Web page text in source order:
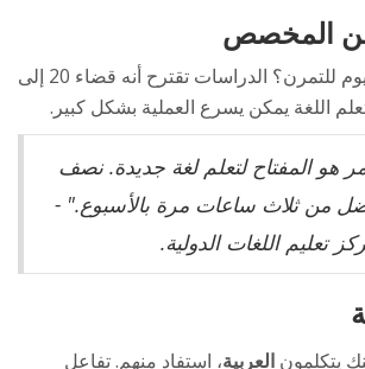
المخصص
هل عندك وقت كل يوم للتمرن؟ الدراسات تقترح أنه قضاء 20 إلى
هو المفتاح لتعلم لغة جديدة. نصف
من ثلاث ساعات مرة بالأسبوع." -
تعليم اللغات الدولية.
يتكلمون العربية، استفاد منهم. تفاعل